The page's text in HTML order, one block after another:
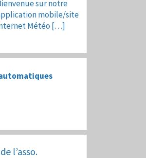
sur notre
mobile/site
Météo […]
l’asso.